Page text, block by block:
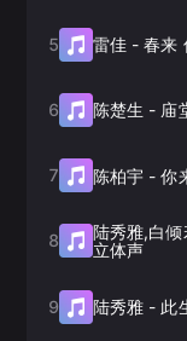
5 雷佳 -春来
6 陈楚生 - 庙
7 陈柏宇 -你
8 陆秀雅,白倾
立体声
9 陆秀雅 - 此